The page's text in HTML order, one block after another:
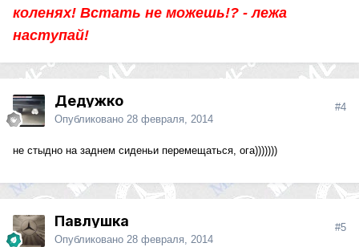
коленях! Встать не можешь!? - лежа
наступай!
Дедужко
Опубликовано 28 февраля, 2014
#4
не стыдно на заднем сиденьи перемещаться, ога)))))))
Павлушка
Опубликовано 28 февраля, 2014
#5